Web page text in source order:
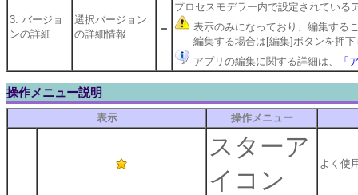
3. バージョ
ンの詳細
選択バージョン
の詳細情報
-
プロセスモデラー内で設定されている
表示のみになっており、編集する
編集する場合は[編集]ボタンを押下
アプリの編集に関する詳細は、
「
操作メニュー説明
表示 操作メニュー
スターア
イコン
よく使